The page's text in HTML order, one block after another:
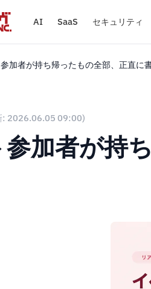
AI SaaS セキュリティ
加者が持ち帰ったもの全部、正直に
: 2026.06.05 09:00)
加者が持